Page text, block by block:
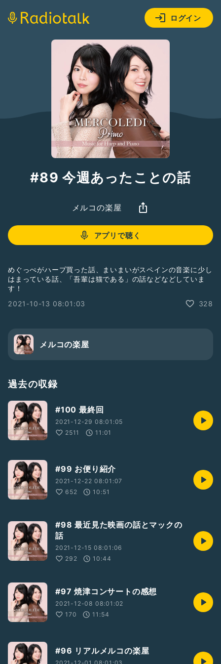
ログイン
#89 今週あったことの話
メルコの楽屋
アプリで聴く
めぐっぺがハープ買った話、まいまいがスペインの音楽に少し
はまっている話、「吾輩は猫である」の話などなどしていま
す！
2021-10-13 08:01:03
328
メルコの楽屋
過去の収録
#100 最終回
2021-12-29 08:01:05
2511
11:01
#99 お便り紹介
2021-12-22 08:01:07
652
10:51
#98 最近見た映画の話とマックの
話
2021-12-15 08:01:06
292
10:44
#97 焼津コンサートの感想
2021-12-08 08:01:02
170
11:54
#96 リアルメルコの楽屋